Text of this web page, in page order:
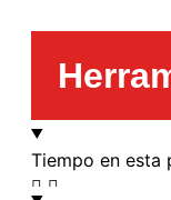
Tiempo en esta